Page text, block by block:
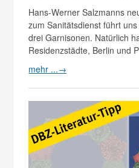
Hans-Werner Salzmanns
zum Sanitätsdienst führt
drei Garnisonen. Natürlich
Residenzstädte, Berlin und
mehr ...→